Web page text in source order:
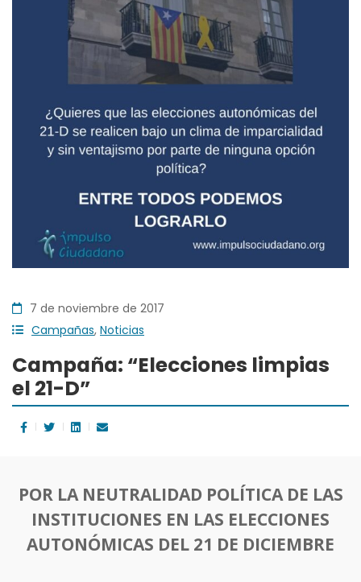
7 de noviembre de 2017
Campañas, Noticias
Campaña: “Elecciones limpias
el 21-D”
POR LA NEUTRALIDAD POLÍTICA DE LAS
INSTITUCIONES EN LAS ELECCIONES
AUTONÓMICAS DEL 21 DE DICIEMBRE